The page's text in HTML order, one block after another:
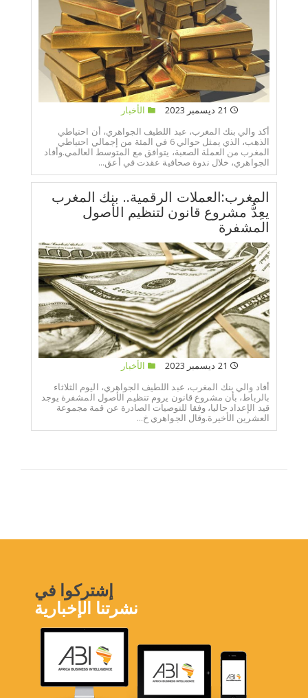
الأخبار
أكد والي بنك المغرب، عبد اللطيف الجواهري، أن احتياطي
الذهب، الذي يمثل حوالي 6 في المئة من إجمالي احتياطي
المغرب من العملة الصعبة، يتوافق مع المتوسط العالمي.وأفاد
الجواهري، خلال ندوة صحافية عقدت في أعق...
المغرب:العملات الرقمية.. بنك المغرب
يعِدُّ مشروع قانون لتنظيم الأصول
المشفرة
الأخبار
أفاد والي بنك المغرب، عبد اللطيف الجواهري، اليوم الثلاثاء
بالرباط، بأن مشروع قانون يروم تنظيم الأصول المشفرة يوجد
قيد الإعداد حاليا، وفقا للتوصيات الصادرة عن قمة مجموعة
العشرين الأخيرة.وقال الجواهري خ...
إشتركوا في
نشرتنا الإخبارية